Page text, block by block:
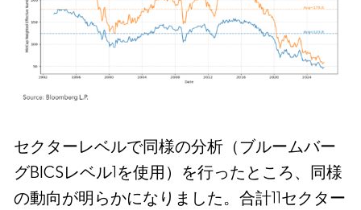
セクターレベルで同様の分析（ブルームバー
グBICSレベル1を使用）を行ったところ、同様
の動向が明らかになりました。合計11セクター